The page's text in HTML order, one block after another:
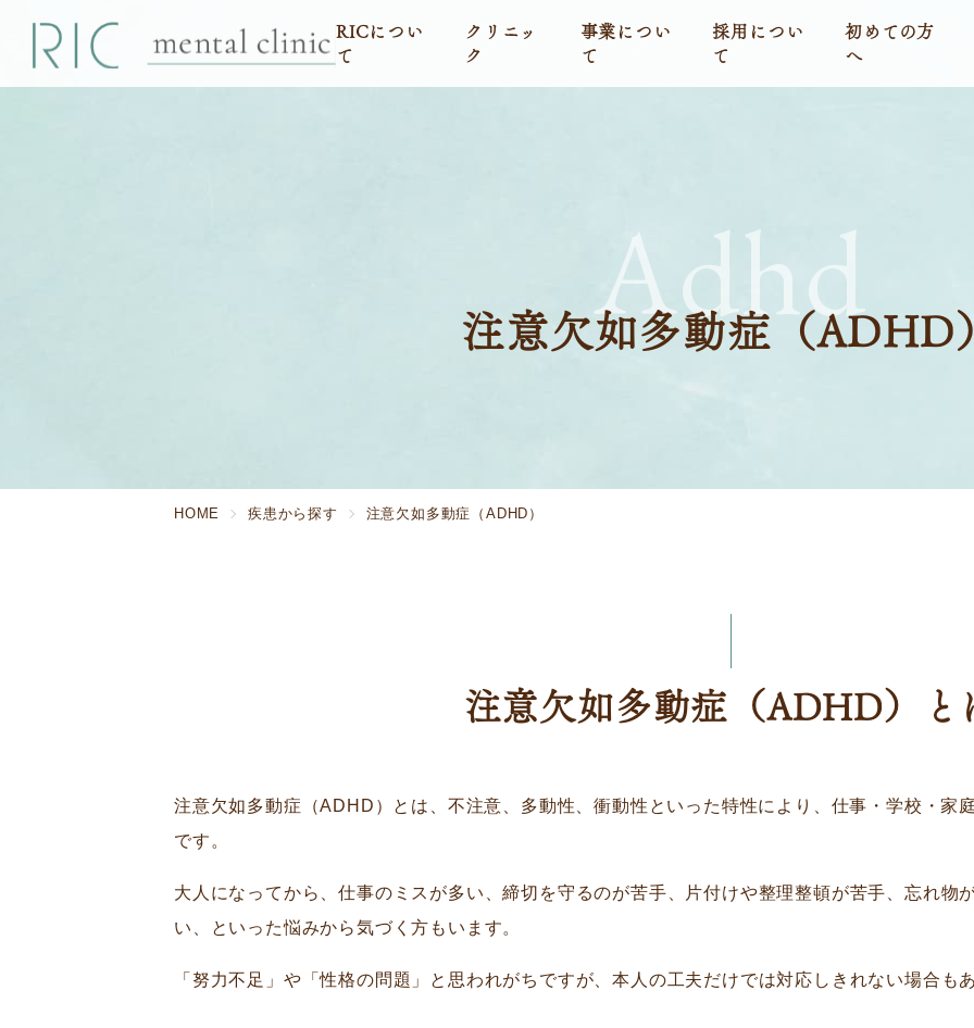
RICについ
て
クリニッ
ク
事業につい
て
採用につい
て
初めての方
へ
Adhd
注意欠如多動症（ADHD
HOME 疾患から探す 注意欠如多動症（ADHD）
注意欠如多動症（ADHD）と
注意欠如多動症（ADHD）とは、不注意、多動性、衝動性といった特性により、仕事・学校・家
です。
大人になってから、仕事のミスが多い、締切を守るのが苦手、片付けや整理整頓が苦手、忘れ物
い、といった悩みから気づく方もいます。
「努力不足」や「性格の問題」と思われがちですが、本人の工夫だけでは対応しきれない場合も